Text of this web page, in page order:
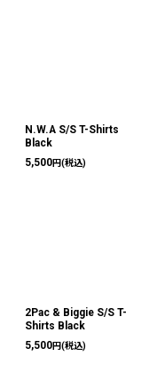
N.W.A S/S T-Shirts
Black
5,500円(税込)
2Pac & Biggie S/S T-
Shirts Black
5,500円(税込)